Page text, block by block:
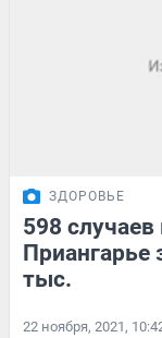
ЗДОРОВЬЕ
598
Приангарье
тыс.
22 ноября, 2021,